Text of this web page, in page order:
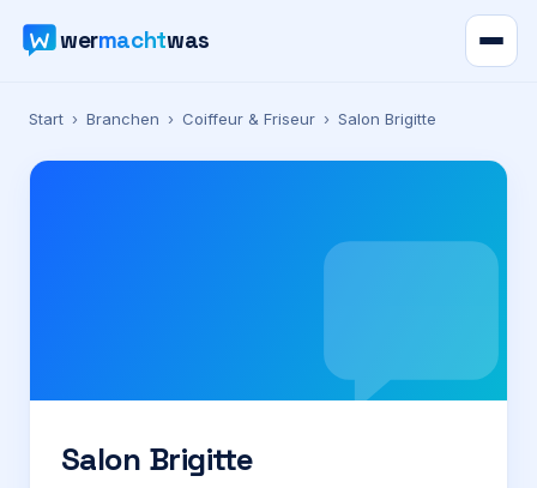
wermachtwas
Verzeichnis
Karte
Preise
Start › Branchen › Coiffeur & Friseur › Salon Brigitte
Salon Brigitte